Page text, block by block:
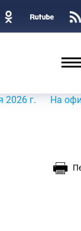
На